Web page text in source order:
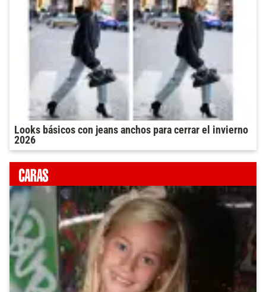
Looks básicos con jeans anchos para cerrar el invierno
2026